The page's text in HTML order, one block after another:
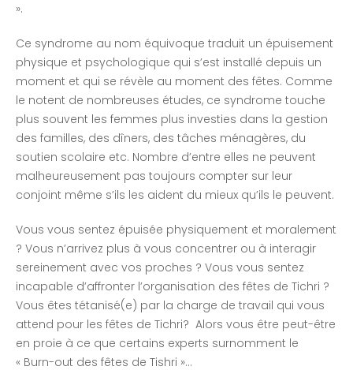
».
Ce syndrome au nom équivoque traduit un épuisement
physique et psychologique qui s’est installé depuis un
moment et qui se révèle au moment des fêtes. Comme
le notent de nombreuses études, ce syndrome touche
plus souvent les femmes plus investies dans la gestion
des familles, des dîners, des tâches ménagères, du
soutien scolaire etc. Nombre d’entre elles ne peuvent
malheureusement pas toujours compter sur leur
conjoint même s’ils les aident du mieux qu’ils le peuvent.
Vous vous sentez épuisée physiquement et moralement
? Vous n’arrivez plus à vous concentrer ou à interagir
sereinement avec vos proches ? Vous vous sentez
incapable d’affronter l’organisation des fêtes de Tichri ?
Vous êtes tétanisé(e) par la charge de travail qui vous
attend pour les fêtes de Tichri? Alors vous être peut-être
en proie à ce que certains experts surnomment le
« Burn-out des fêtes de Tishri »…